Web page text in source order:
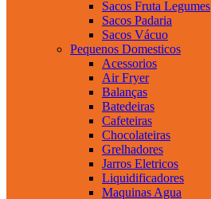
Sacos Fruta Legumes
Sacos Padaria
Sacos Vácuo
Pequenos Domesticos
Acessorios
Air Fryer
Balanças
Batedeiras
Cafeteiras
Chocolateiras
Grelhadores
Jarros Eletricos
Liquidificadores
Maquinas Agua